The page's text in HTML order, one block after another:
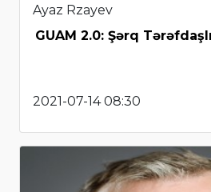
Ayaz Rzayev
GUAM 2.0: Şərq
2021-07-14 08:30